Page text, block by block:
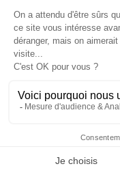
en masse, d'où
Biennale en
Quelle est la
pensée unique ?
Guinhut...•••
enquête
paraissant